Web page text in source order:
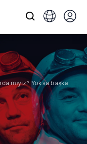
mıyız? Yoksa başka